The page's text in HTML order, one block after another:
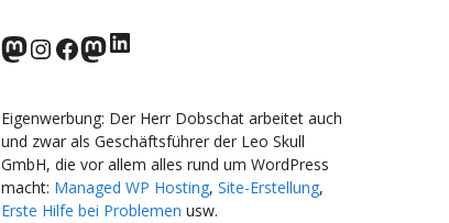
norden.social
Instagram
Facebook
wp-punks.social
LinkedIn
Eigenwerbung: Der Herr Dobschat arbeitet auch
und zwar als Geschäftsführer der Leo Skull
GmbH, die vor allem alles rund um WordPress
macht: Managed WP Hosting, Site-Erstellung,
Erste Hilfe bei Problemen usw.